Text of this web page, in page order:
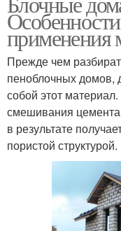
применения
Прежде чем
пеноблочных домов,
собой этот
смешивания
в результате
пористой структурой.